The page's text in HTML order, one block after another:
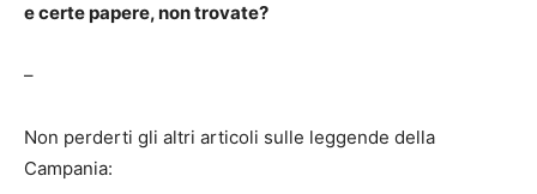
e certe papere, non trovate?
–
Non perderti gli altri articoli sulle leggende della
Campania: